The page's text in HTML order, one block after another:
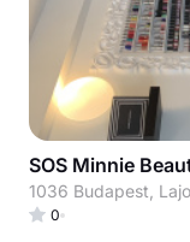
SOS Minnie
1036 Budapest,
0